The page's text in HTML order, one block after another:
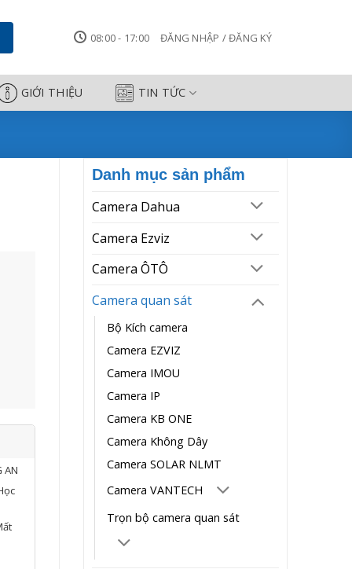
08:00 - 17:00 ĐĂNG NHẬP / ĐĂNG KÝ
GIỚI THIỆU TIN TỨC
Danh mục sản phẩm
Camera Dahua
Camera Ezviz
Camera ÔTÔ
Camera quan sát
Bộ Kích camera
Camera EZVIZ
Camera IMOU
Camera IP
Camera KB ONE
Camera Không Dây
Camera SOLAR NLMT
Camera VANTECH
Trọn bộ camera quan sát
AN